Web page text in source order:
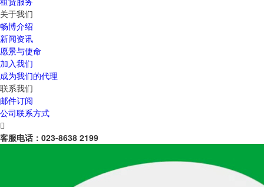
关于我们
畅博介绍
新闻资讯
愿景与使命
加入我们
成为我们的代理
联系我们
邮件订阅
公司联系方式

客服电话： 023-8638 2199